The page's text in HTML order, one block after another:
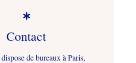

Contact
de bureaux à Paris,